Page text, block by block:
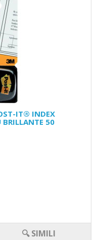
IT® INDEX
BRILLANTE 50
🔍 SIMILI